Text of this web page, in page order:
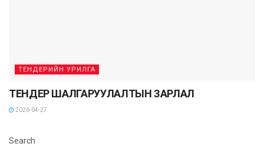
ТЕНДЕРИЙН УРИЛГА
ТЕНДЕР ШАЛГАРУУЛАЛТЫН ЗАРЛАЛ
2026-04-27
Search